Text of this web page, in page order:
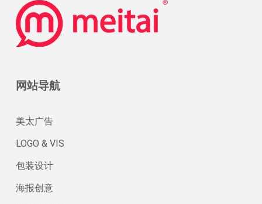
网站导航
美太广告
LOGO & VIS
包装设计
海报创意